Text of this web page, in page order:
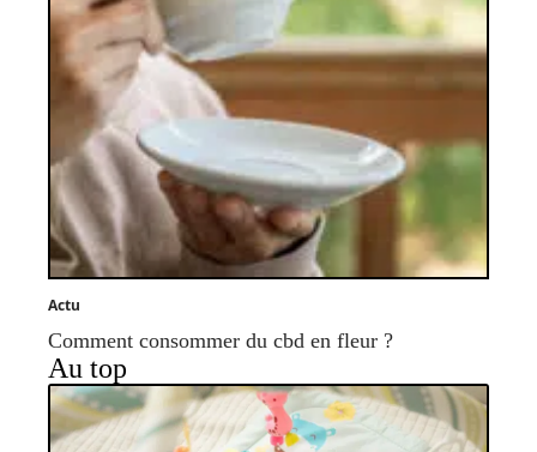
Actu
Comment consommer du cbd en fleur ?
Au top